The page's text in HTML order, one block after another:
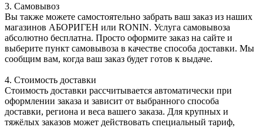
3. Самовывоз
Вы также можете самостоятельно забрать ваш заказ из наших
магазинов АБОРИГЕН или RONIN. Услуга самовывоза
абсолютно бесплатна. Просто оформите заказ на сайте и
выберите пункт самовывоза в качестве способа доставки. Мы
сообщим вам, когда ваш заказ будет готов к выдаче.
4. Стоимость доставки
Стоимость доставки рассчитывается автоматически при
оформлении заказа и зависит от выбранного способа
доставки, региона и веса вашего заказа. Для крупных и
тяжёлых заказов может действовать специальный тариф,